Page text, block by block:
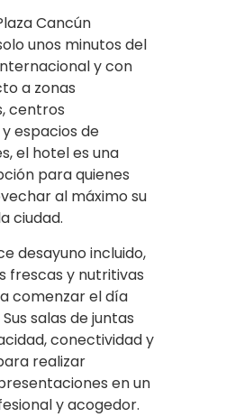
Cancún
unos minutos del
y con
a zonas
centros
espacios de
el hotel es una
para quienes
al máximo su
ciudad.
desayuno incluido,
frescas y nutritivas
comenzar el día
salas de juntas
conectividad y
realizar
en un
y acogedor.